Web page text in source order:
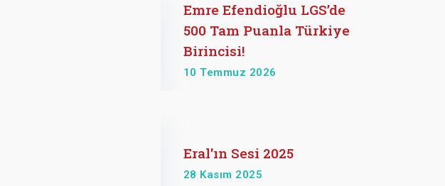
Emre Efendioğlu LGS’de
500 Tam Puanla Türkiye
Birincisi!
10 Temmuz 2026
Eral'ın Sesi 2025
28 Kasım 2025